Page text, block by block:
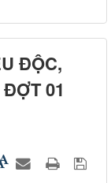
ĐỘC,
01